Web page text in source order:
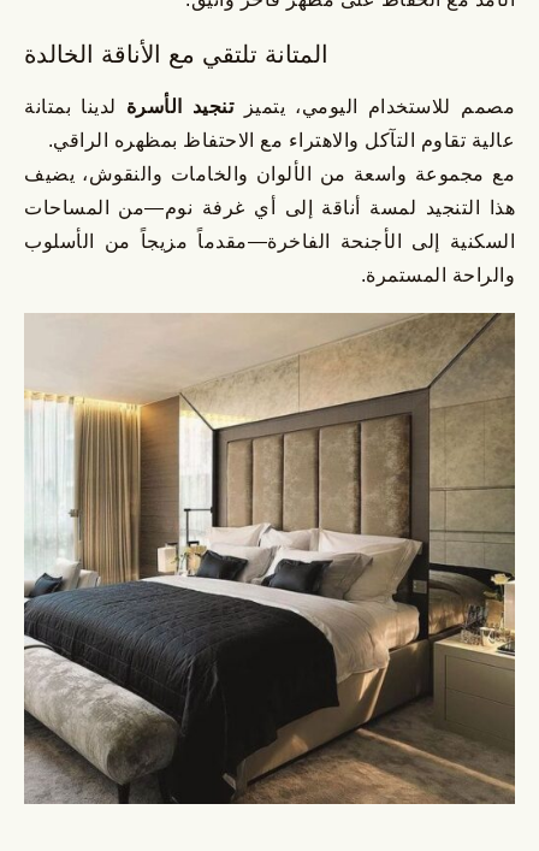
المتانة تلتقي مع الأناقة الخالدة
مصمم للاستخدام اليومي، يتميزتنجيد الأسرة لدينا بمتانة
عالية تقاوم التآكل والاهتراء مع الاحتفاظ بمظهره الراقي.
مع مجموعة واسعة من الألوان والخامات والنقوش، يضيف
هذا التنجيد لمسة أناقة إلى أي غرفة نوم—من المساحات
السكنية إلى الأجنحة الفاخرة—مقدماً مزيجاً من الأسلوب
والراحة المستمرة.